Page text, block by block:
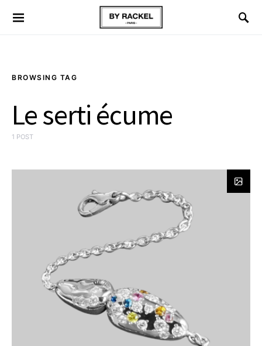
BROWSING TAG
Le serti écume
1 POST